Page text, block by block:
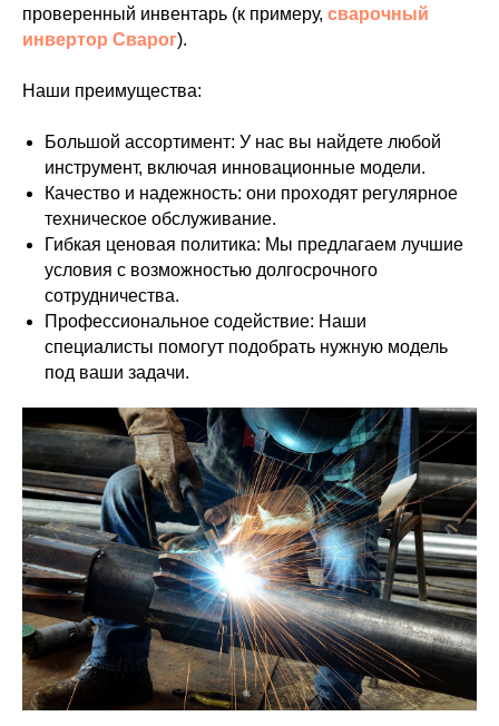
проверенный инвентарь (к примеру, сварочный
инвертор Сварог).
Наши преимущества:
Большой ассортимент: У нас вы найдете любой
инструмент, включая инновационные модели.
Качество и надежность: они проходят регулярное
техническое обслуживание.
Гибкая ценовая политика: Мы предлагаем лучшие
условия с возможностью долгосрочного
сотрудничества.
Профессиональное содействие: Наши
специалисты помогут подобрать нужную модель
под ваши задачи.